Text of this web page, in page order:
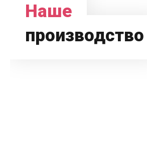
Наше
производство